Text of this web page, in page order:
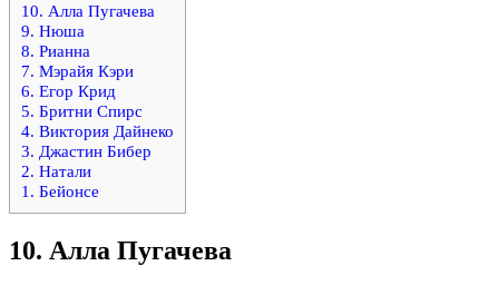
10. Алла Пугачева
9. Нюша
8. Рианна
7. Мэрайя Кэри
6. Егор Крид
5. Бритни Спирс
4. Виктория Дайнеко
3. Джастин Бибер
2. Натали
1. Бейонсе
10. Алла Пугачева